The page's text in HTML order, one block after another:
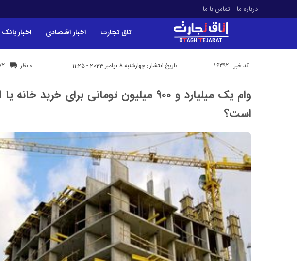
درباره ما تماس با ما
اتاق تجارت اخبار اقتصادی اخبار
تاریخ انتشار : چهارشنبه 8 نوامبر 2023 - 11:25 272 کد خبر : 16392 0 نظر
وام یک میلیارد و ۹۰۰ میلیون تومانی برای خرید خانه
است؟